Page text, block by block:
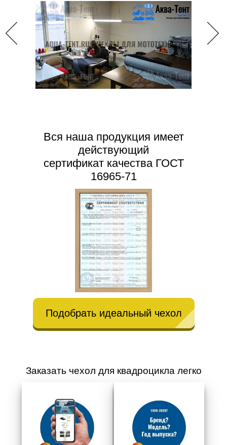
Вся наша продукция имеет
действующий
сертификат качества ГОСТ
16965-71
Подобрать идеальный чехол
Заказать чехол для квадроцикла легко